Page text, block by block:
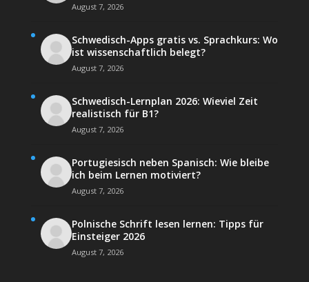
August 7, 2026
Schwedisch-Apps gratis vs. Sprachkurs: Wo
ist wissenschaftlich belegt?
August 7, 2026
Schwedisch-Lernplan 2026: Wieviel Zeit
realistisch für B1?
August 7, 2026
Portugiesisch neben Spanisch: Wie bleibe
ich beim Lernen motiviert?
August 7, 2026
Polnische Schrift lesen lernen: Tipps für
Einsteiger 2026
August 7, 2026